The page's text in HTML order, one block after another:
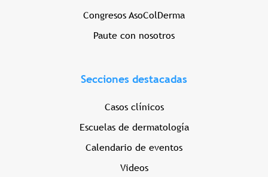
Congresos AsoColDerma
Paute con nosotros
Secciones destacadas
Casos clínicos
Escuelas de dermatología
Calendario de eventos
Videos